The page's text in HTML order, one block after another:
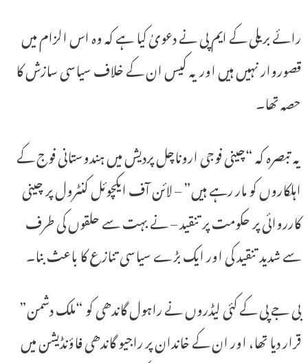
رائے بریلی کے ایم پی نے دعویٰ کیا ہے کہ وہ اس الزام میں
قصوروار نہیں ہیں اور یہ کیس ان کے خلاف سیاسی سازش کا
حصہ تھا۔
یہ تبصرہ کہ “چینی فوجی اروناچل پردیش میں ہندوستانی فوج کے
اہلکاروں کو مار رہے ہیں” – لائن آف ایکچوئل کنٹرول پر چینی
کارروائی پر حکومت پر تنقید – نے بہت سے حلقوں کی طرف
سے شدید تنقید کی اور ایک بڑے سیاسی تنازع کا باعث بنا۔
بی جے پی کے کئی لیڈروں نے راہول گاندھی کو “ملک دشمن”
قرار دیا تھا، اور ان کے خاندان پر راجیو گاندھی فاؤنڈیشن میں